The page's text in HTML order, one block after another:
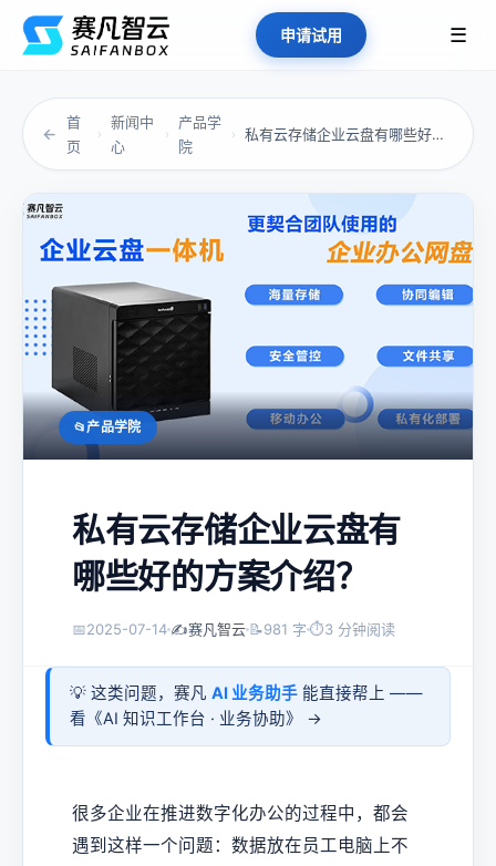
申请试用 ☰
←
首
页
›
新闻中
心
›
产品学
院
› 私有云存储企业云盘有哪些好的方案介绍？
产品学院
私有云存储企业云盘有
哪些好的方案介绍？
📅2025-07-14 ✍️赛凡智云 📝981 字 ⏱3 分钟阅读
💡 这类问题，赛凡 AI 业务助手 能直接帮上 ——
看《AI 知识工作台 · 业务协助》 →
很多企业在推进数字化办公的过程中，都会
遇到这样一个问题：数据放在员工电脑上不